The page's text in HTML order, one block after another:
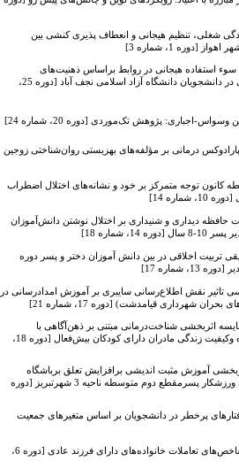
تنظیم هیجانی و انعطاف پذیری کنشی بین
1، شماره 3]
استفاده هیجانی در روابط براساس ذهنیت‌های
طرحواره‌ای و سبک‌های دلبستگی در دانشجویان دانشگاه آزاد اسلامی نجف آباد [دوره 25،
اجباری: پژوهش تک‌موردی [دوره 20، شماره 24]
درمانی بر مؤلفه‌های بهزیستی روان‌شناختی زوجین
توجه متمرکز بر خود و نشانه‌های اختلال اضطراب
14]
حافظه دیداری و شنیداری بر اختلال نوشتن دانش‌آموزان
18]
اخلاقی در بین دانش آموزان دختر و پسر دوره
17]
نقش اطلاع‌رسانی سایبری بر آموزش امدادرسانی در
شهرداری قیامدشت) [دوره 17، شماره 21]
اثربخشی شناخت‌درمانی مبتنی بر ذهن‌آگاهی با
معنادرمانی بر استرس ادراک‌شده وکیفیت زندگی مادران دارای کودکان بیش‌فعال [دوره 18،
آموزش مثبت اندیشی برافزایش تعلق برباشگاه
وفرسودگی ورزشی دانش‌آموزان ورزشکار پسرمقطع دوم متوسطه ناحیه 3 شهرتبریز [دوره
پرخطر در دانشجویان بر اساس متغیرهای جمعیت
شناسایی شاخص‌های تعاملات خانواده‌های دارای فرزند عادی [دوره 6،